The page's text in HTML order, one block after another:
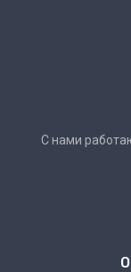
С нами